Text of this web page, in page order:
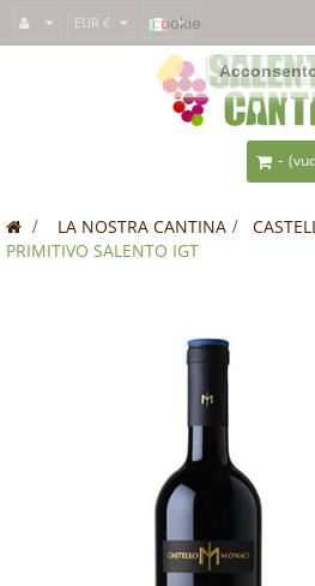
EUR €
-
> LA NOSTRA CANTINA >
PRIMITIVO SALENTO IGT
Questo sito usa icookie per fornirti
SalentoInCantina, acconsenti